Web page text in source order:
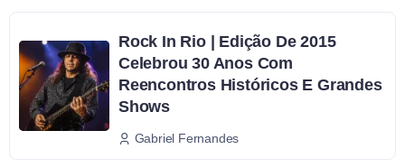
Rock In Rio | Edição De 2015
Celebrou 30 Anos Com
Reencontros Históricos E Grandes
Shows
Gabriel Fernandes